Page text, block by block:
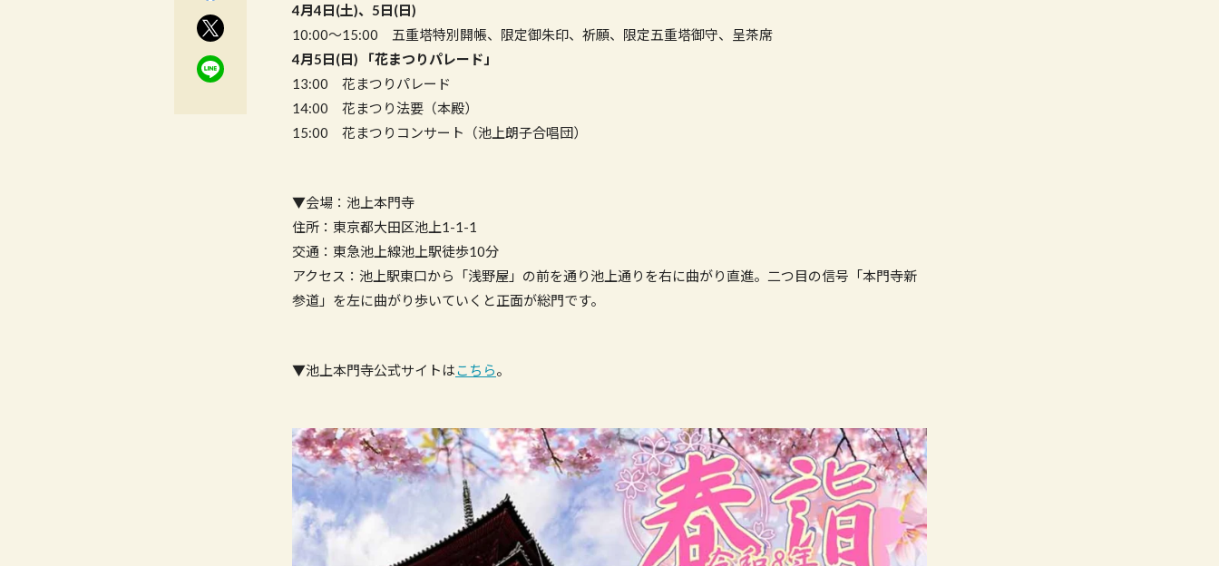
4月4日(土)、5日(日)
10:00〜15:00 五重塔特別開帳、限定御朱印、祈願、限定五重塔御守、呈茶席
4月5日(日) 「花まつりパレード」
13:00 花まつりパレード
14:00 花まつり法要（本殿）
15:00 花まつりコンサート（池上朗子合唱団）
▼会場：池上本門寺
住所：東京都大田区池上1-1-1
交通：東急池上線池上駅徒歩10分
アクセス：池上駅東口から「浅野屋」の前を通り池上通りを右に曲がり直進。二つ目の信号「本門寺新
参道」を左に曲がり歩いていくと正面が総門です。
▼池上本門寺公式サイトはこちら。